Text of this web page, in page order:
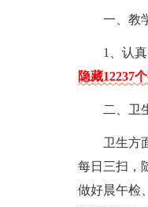
一、教
1、认
隐藏12237
二、卫
卫生方
每日三扫，
做好晨午检